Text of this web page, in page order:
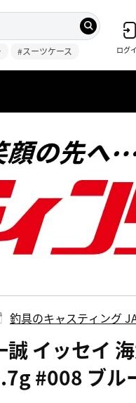
#スーツケース ログ
釣具のキャスティング
誠 イッセイ
#008 ブル